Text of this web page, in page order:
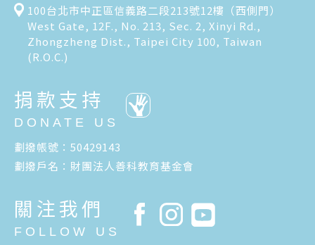
100台北市中正區信義路二段213號12樓（西側門）
West Gate, 12F., No. 213, Sec. 2, Xinyi Rd.,
Zhongzheng Dist., Taipei City 100, Taiwan
(R.O.C.)
捐款支持
DONATE US
劃撥帳號：50429143
劃撥戶名：財團法人善科教育基金會
關注我們
FOLLOW US